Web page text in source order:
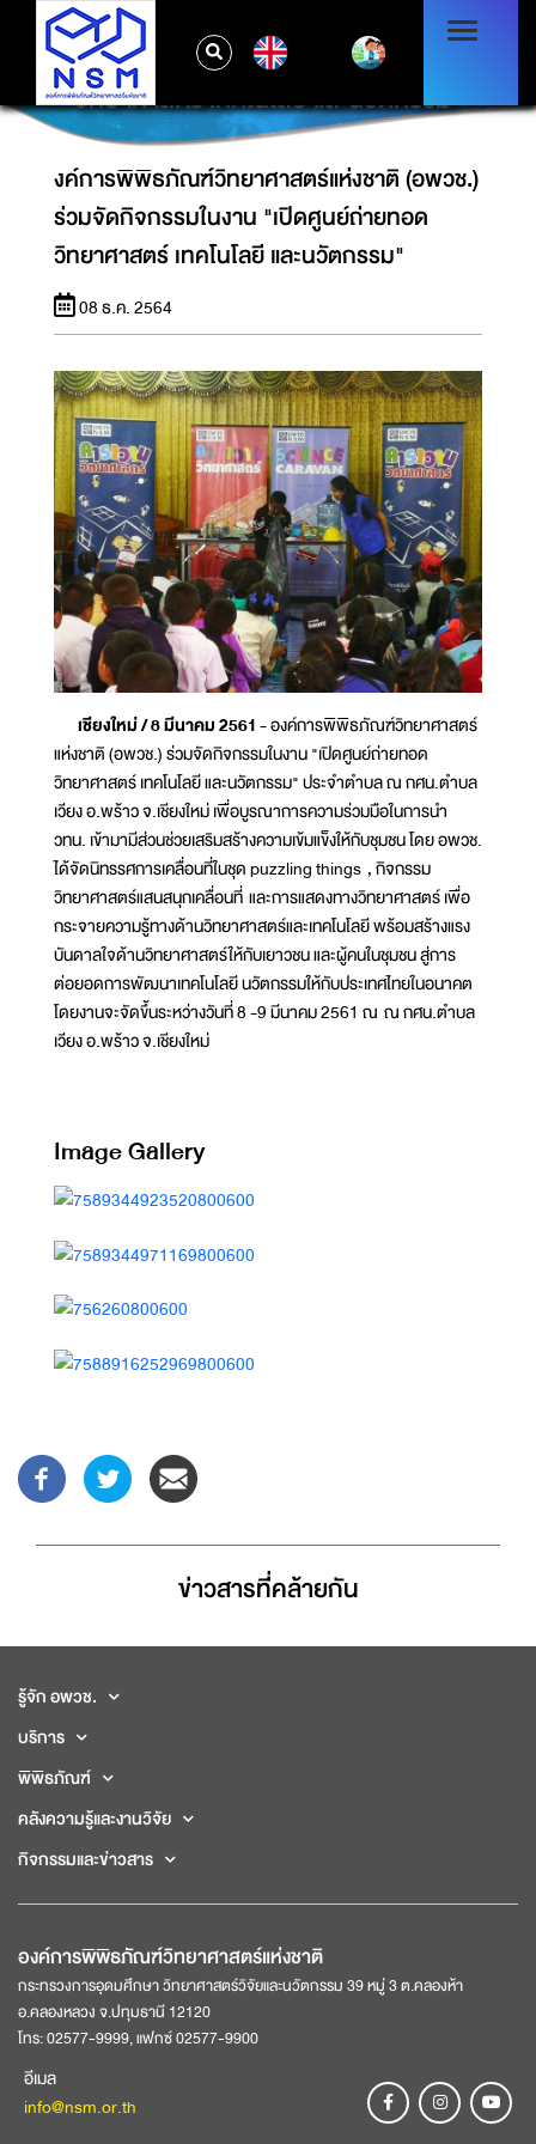
งค์การพิพิธภัณฑ์วิทยาศาสตร์แห่งชาติ (อพวช.)
ร่วมจัดกิจกรรมในงาน "เปิดศูนย์ถ่ายทอด
วิทยาศาสตร์ เทคโนโลยี และนวัตกรรม"
งค์การพิพิธภัณฑ์วิทยาศาสตร์แห่งชาติ (อพวช.)
ร่วมจัดกิจกรรมในงาน "เปิดศูนย์ถ่ายทอด
วิทยาศาสตร์ เทคโนโลยี และนวัตกรรม"
08 ธ.ค. 2564
เชียงใหม่ / 8 มีนาคม 2561- องค์การพิพิธภัณฑ์วิทยาศาสตร์
แห่งชาติ (อพวช.) ร่วมจัดกิจกรรมในงาน "เปิดศูนย์ถ่ายทอด
วิทยาศาสตร์ เทคโนโลยี และนวัตกรรม" ประจำตำบล ณ กศน.ตำบล
เวียง อ.พร้าว จ.เชียงใหม่ เพื่อบูรณาการความร่วมมือในการนำ
วทน. เข้ามามีส่วนช่วยเสริมสร้างความเข้มแข็งให้กับชุมชน โดย อพวช.
ได้จัดนิทรรศการเคลื่อนที่ในชุด puzzling things , กิจกรรม
วิทยาศาสตร์แสนสนุกเคลื่อนที่ และการแสดงทางวิทยาศาสตร์ เพื่อ
กระจายความรู้ทางด้านวิทยาศาสตร์และเทคโนโลยี พร้อมสร้างแรง
บันดาลใจด้านวิทยาศาสตร์ให้กับเยาวชน และผู้คนในชุมชน สู่การ
ต่อยอดการพัฒนาเทคโนโลยี นวัตกรรมให้กับประเทศไทยในอนาคต
โดยงานจะจัดขึ้นระหว่างวันที่ 8 -9 มีนาคม 2561 ณ ณ กศน.ตำบล
เวียง อ.พร้าว จ.เชียงใหม่
Image Gallery
ข่าวสารที่่คล้ายกัน
รู้จัก อพวช.
บริการ
พิพิธภัณฑ์
คลังความรู้และงานวิจัย
กิจกรรมและข่าวสาร
องค์การพิพิธภัณฑ์วิทยาศาสตร์แห่งชาติ
กระทรวงการอุดมศึกษา วิทยาศาสตร์วิจัยและนวัตกรรม 39 หมู่ 3 ต.คลองห้า
อ.คลองหลวง จ.ปทุมธานี 12120
โทร: 02577-9999, แฟกซ์ 02577-9900
อีเมล
info@nsm.or.th